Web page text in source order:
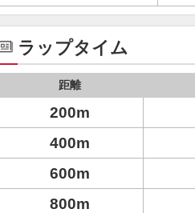
ラップタイム
距離
200m
400m
600m
800m